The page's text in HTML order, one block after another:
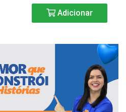
Adicionar